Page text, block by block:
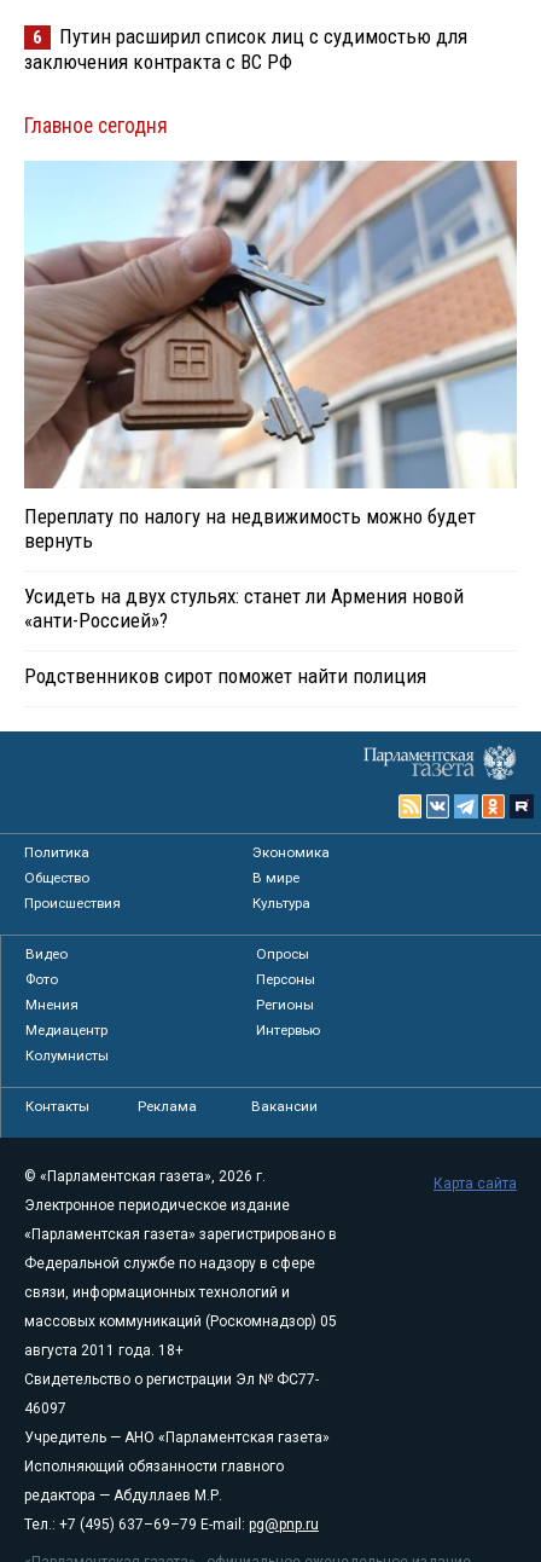
6
Путин расширил список лиц с судимостью для
заключения контракта с ВС РФ
Главное сегодня
Переплату по налогу на недвижимость можно будет
вернуть
Усидеть на двух стульях: станет ли Армения новой
«анти-Россией»?
Родственников сирот поможет найти полиция
Политика
Экономика
Общество
В мире
Происшествия
Культура
Видео
Опросы
Фото
Персоны
Мнения
Регионы
Медиацентр
Интервью
Колумнисты
Контакты Реклама Вакансии
© «Парламентская газета», 2026 г.
Электронное периодическое издание
«Парламентская газета» зарегистрировано в
Федеральной службе по надзору в сфере
связи, информационных технологий и
массовых коммуникаций (Роскомнадзор) 05
августа 2011 года. 18+
Свидетельство о регистрации Эл № ФС77-
46097
Учредитель — АНО «Парламентская газета»
Исполняющий обязанности главного
редактора — Абдуллаев М.Р.
Тел.: +7 (495) 637–69–79 E-mail: pg@pnp.ru
Карта сайта